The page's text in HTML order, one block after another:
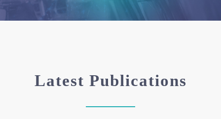
Latest Publications